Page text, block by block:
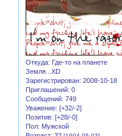
Откуда: Где-то на планете
Земля...XD
Зарегистрирован: 2008-10-18
Приглашений: 0
Сообщений: 749
Уважение: [+32/-2]
Позитив: [+28/-0]
Пол: Мужской